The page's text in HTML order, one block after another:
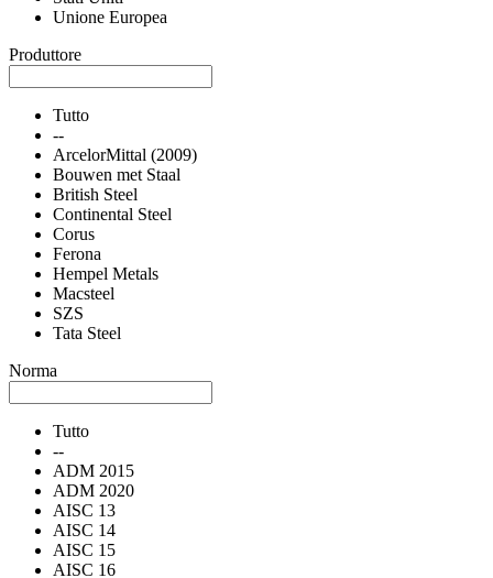
Unione Europea
Produttore
Tutto
--
ArcelorMittal (2009)
Bouwen met Staal
British Steel
Continental Steel
Corus
Ferona
Hempel Metals
Macsteel
SZS
Tata Steel
Norma
Tutto
--
ADM 2015
ADM 2020
AISC 13
AISC 14
AISC 15
AISC 16